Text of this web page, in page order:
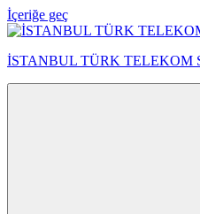
İçeriğe geç
İSTANBUL TÜRK TELEKOM